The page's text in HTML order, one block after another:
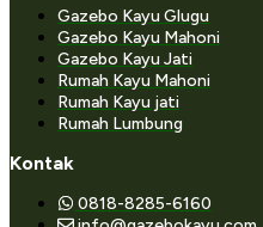
Gazebo Kayu Glugu
Gazebo Kayu Mahoni
Gazebo Kayu Jati
Rumah Kayu Mahoni
Rumah Kayu jati
Rumah Lumbung
Kontak
0818-8285-6160